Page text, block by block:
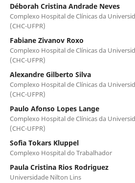
Déborah Cristina Andrade Neves
Complexo Hospital de Clínicas da
(CHC-UFPR)
Fabiane Zivanov Roxo
Complexo Hospital de Clínicas da
(CHC-UFPR)
Alexandre Gilberto Silva
Complexo Hospital de Clínicas da
(CHC-UFPR)
Paulo Afonso Lopes Lange
Complexo Hospital de Clínicas da
(CHC-UFPR)
Sofia Tokars Kluppel
Complexo Hospital do Trabalhador
Paula Cristina Rios Rodriguez
Universidade Nilton Lins